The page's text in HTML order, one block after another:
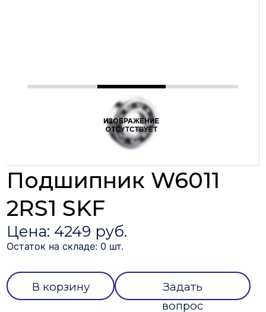
Подшипник W6011
2RS1 SKF
Цена: 4249 руб.
Остаток на складе: 0 шт.
В корзину
Задать
вопрос